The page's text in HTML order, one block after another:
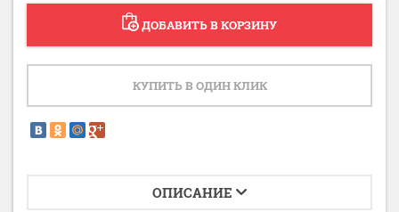
ДОБАВИТЬ В КОРЗИНУ
КУПИТЬ В ОДИН КЛИК
ОПИСАНИЕ